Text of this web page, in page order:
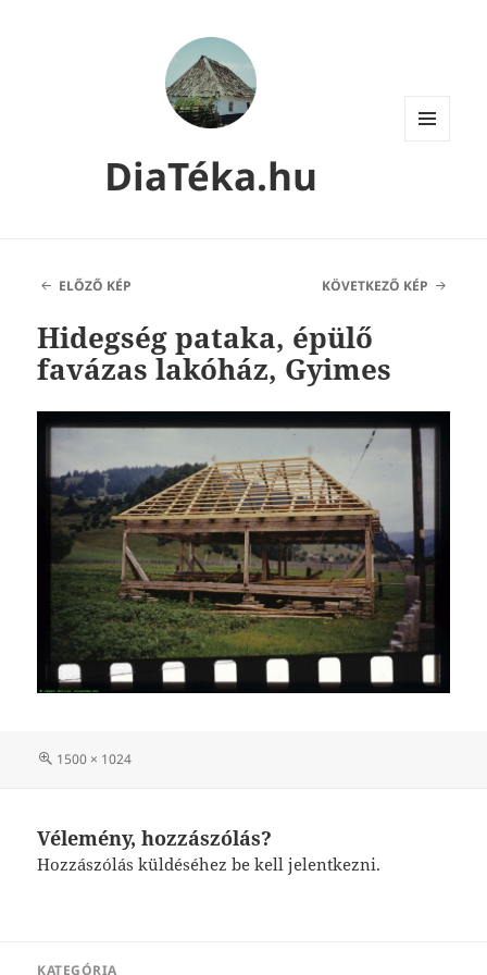
DiaTéka.hu
ELŐZŐ KÉP KÖVETKEZŐ KÉP
Hidegség pataka, épülő
favázas lakóház, Gyimes
Teljes
1500 × 1024
Vélemény, hozzászólás?
Hozzászólás küldéséhezbe kell jelentkezni.
KATEGÓRIA